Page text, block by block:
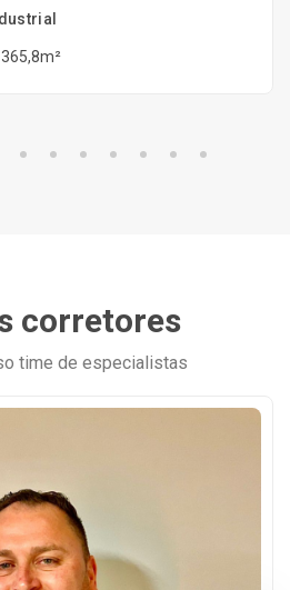
365,8m²
corretores
time de especialistas